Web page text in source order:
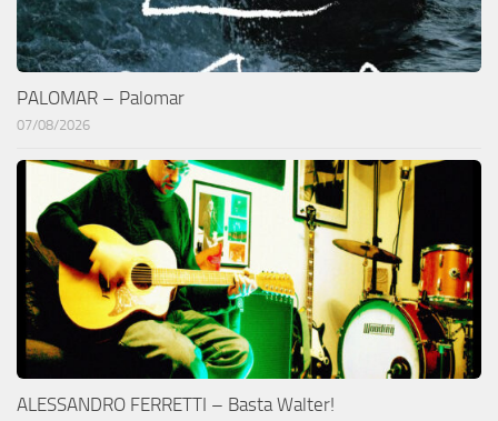
PALOMAR – Palomar
07/08/2026
ALESSANDRO FERRETTI – Basta Walter!